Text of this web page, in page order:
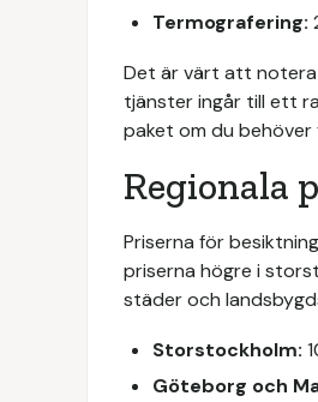
Termografering:
Det är värt att notera
tjänster ingår till ett
paket om du behöver
Regionala
Priserna för
priserna högre i
städer och
Storstockholm:
Göteborg och